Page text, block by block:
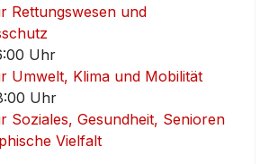
Rettungswesen und
Uhr
Umwelt, Klima und Mobilität
Uhr
Soziales, Gesundheit, Senioren
Vielfalt